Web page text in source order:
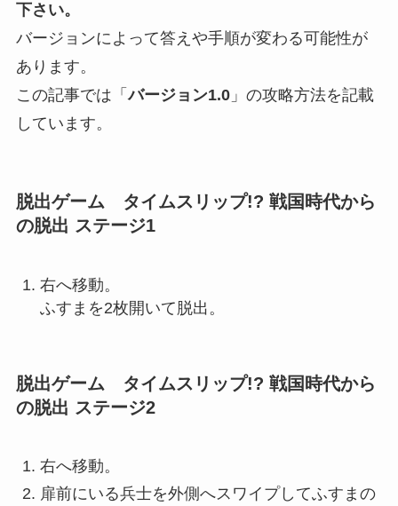
下さい。
バージョンによって答えや手順が変わる可能性が
あります。
この記事では「バージョン1.0」の攻略方法を記載
しています。
脱出ゲーム タイムスリップ!? 戦国時代から
の脱出 ステージ1
右へ移動。
ふすまを2枚開いて脱出。
脱出ゲーム タイムスリップ!? 戦国時代から
の脱出 ステージ2
右へ移動。
扉前にいる兵士を外側へスワイプしてふすまの